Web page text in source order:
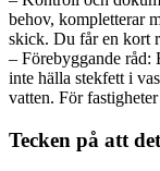
behov, kompletterar
skick. Du får en kort
– Förebyggande råd:
inte hälla stekfett i
vatten. För
Tecken på att